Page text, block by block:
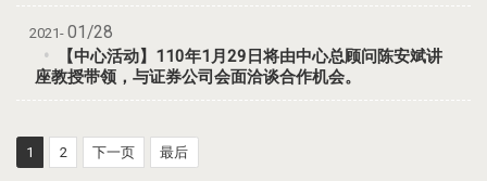
2021- 01/28
【中心活动】110年1月29日将由中心总顾问陈安斌讲
座教授带领，与证券公司会面洽谈合作机会。
1 2 下一页 最后